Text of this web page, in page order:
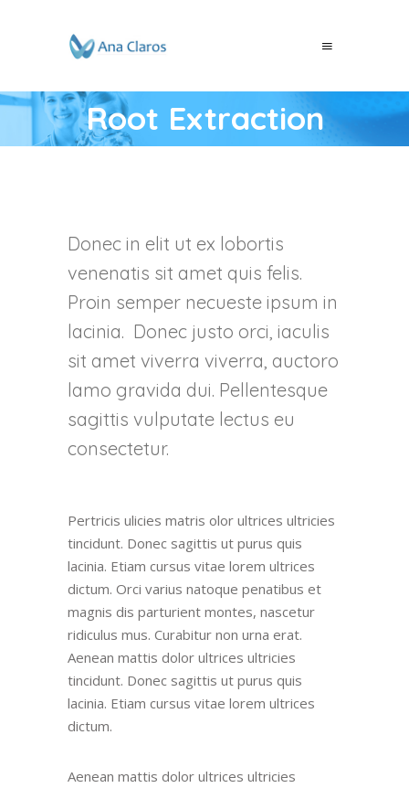
Root Extraction
Donec in elit ut ex lobortis
venenatis sit amet quis felis.
Proin semper necueste ipsum in
lacinia. Donec justo orci, iaculis
sit amet viverra viverra, auctoro
lamo gravida dui. Pellentesque
sagittis vulputate lectus eu
consectetur.
Pertricis ulicies matris olor ultrices ultricies
tincidunt. Donec sagittis ut purus quis
lacinia. Etiam cursus vitae lorem ultrices
dictum. Orci varius natoque penatibus et
magnis dis parturient montes, nascetur
ridiculus mus. Curabitur non urna erat.
Aenean mattis dolor ultrices ultricies
tincidunt. Donec sagittis ut purus quis
lacinia. Etiam cursus vitae lorem ultrices
dictum.
Aenean mattis dolor ultrices ultricies